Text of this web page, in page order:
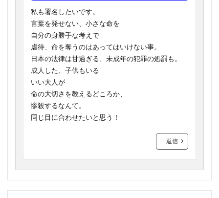
私も署名したいです。
言葉を発せない、小さな命を
自分の身勝手な考えで
虐待、命を奪うのはあってはいけない事。
日本の法律は甘過ぎる、未成年の犯罪の処罰も。
成人した、子供もいる
いい大人が
命の大切さを教えるどころか、
惨殺するなんて。
同じ目に合わせたいと思う！
返信